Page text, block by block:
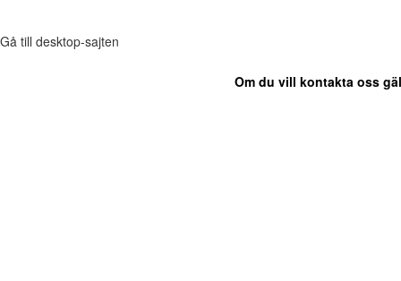
Gå till desktop-sajten
Om du vill kontakta oss